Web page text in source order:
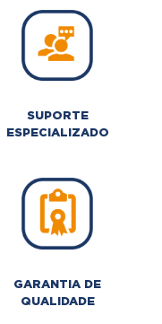
SUPORTE
ESPECIALIZADO
GARANTIA DE
QUALIDADE